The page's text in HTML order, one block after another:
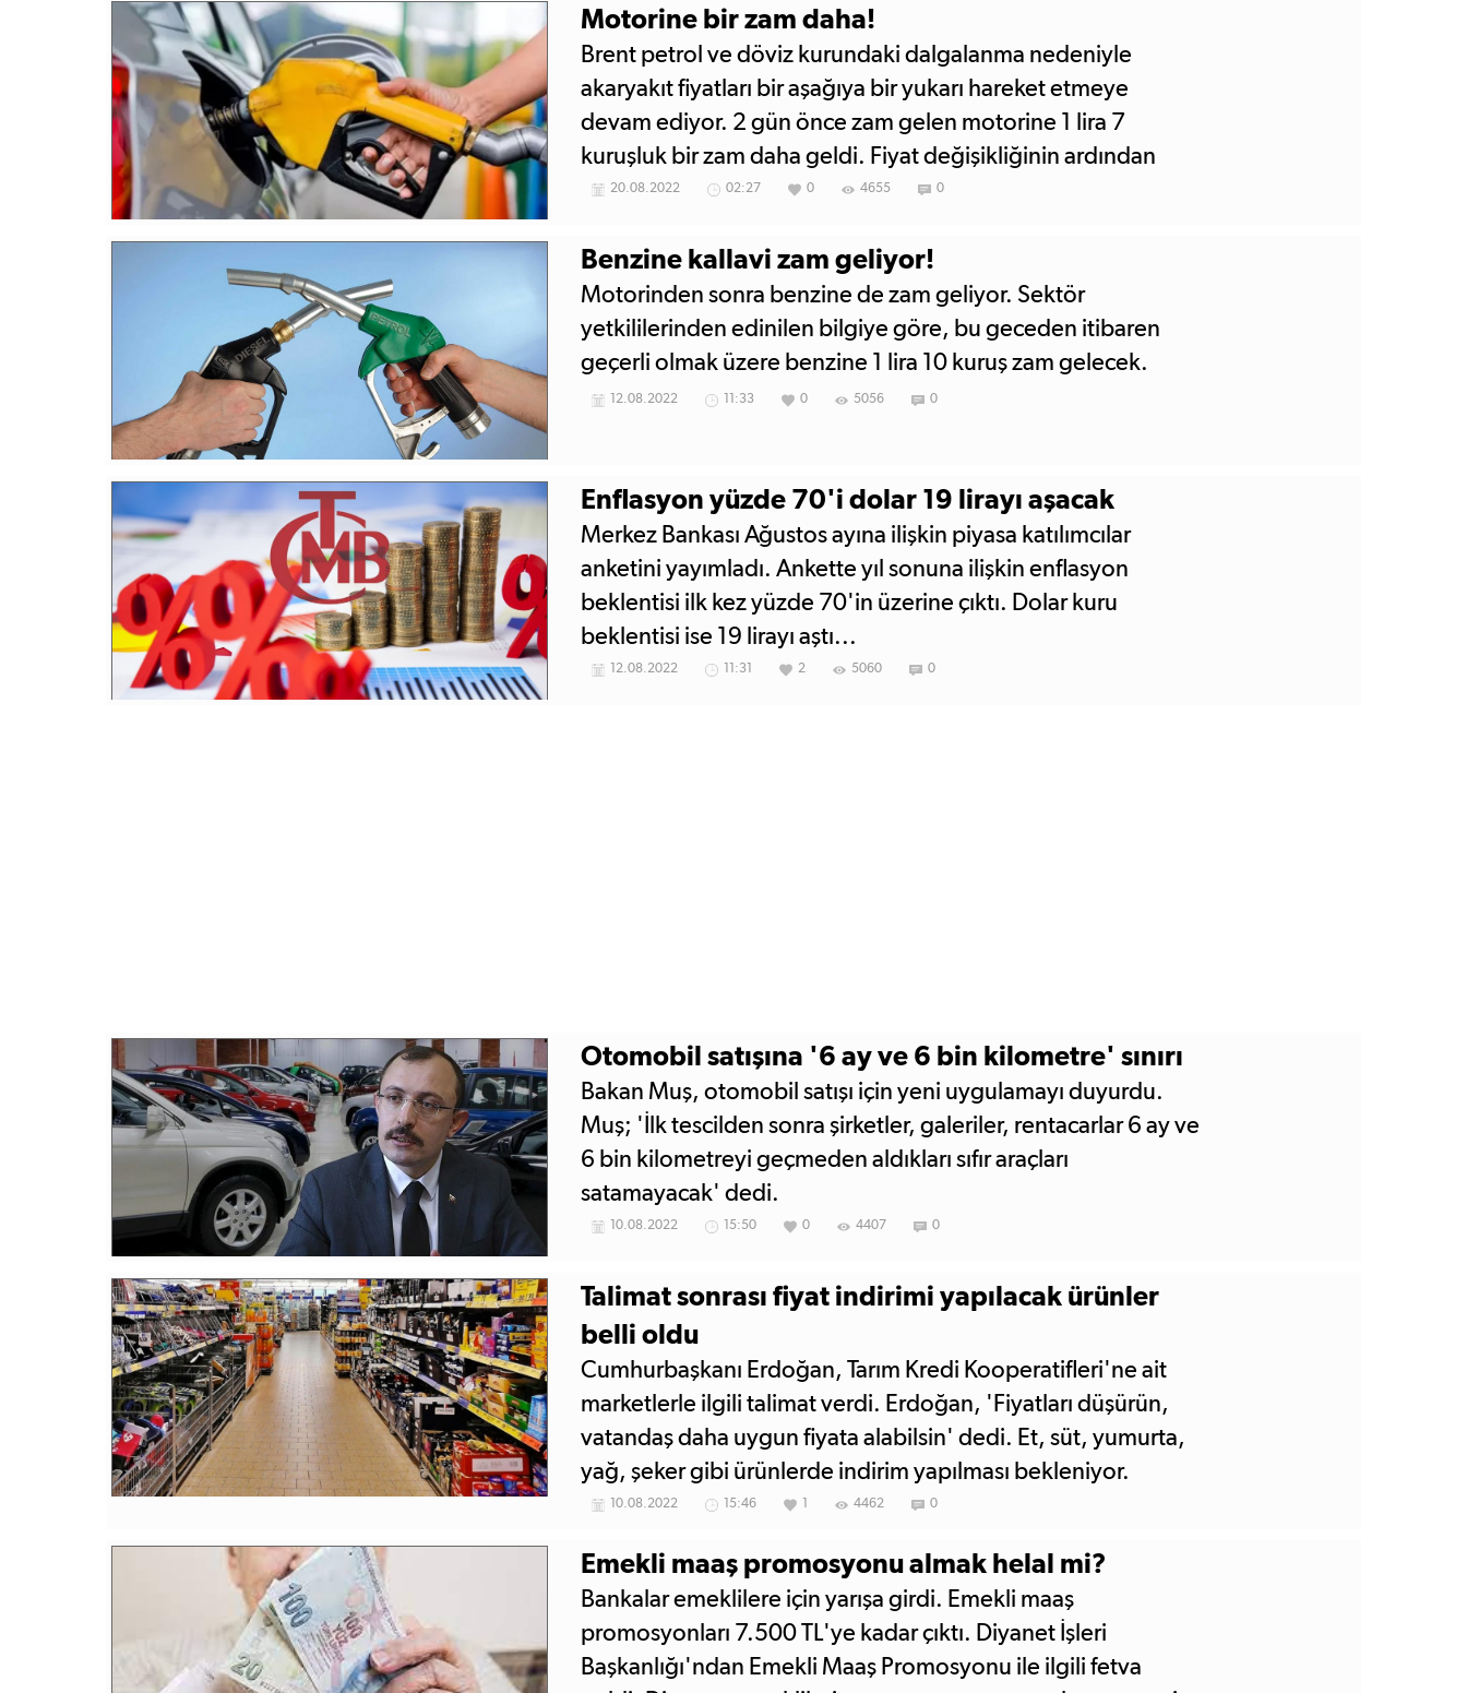
Motorine bir zam daha!
Brent petrol ve döviz kurundaki dalgalanma nedeniyle
akaryakıt fiyatları bir aşağıya bir yukarı hareket etmeye
devam ediyor. 2 gün önce zam gelen motorine 1 lira 7
kuruşluk bir zam daha geldi. Fiyat değişikliğinin ardından
motorinin litresi 25 lirayı aştı.
20.08.2022 02:27 0 4655 0
Benzine kallavi zam geliyor!
Motorinden sonra benzine de zam geliyor. Sektör
yetkililerinden edinilen bilgiye göre, bu geceden itibaren
geçerli olmak üzere benzine 1 lira 10 kuruş zam gelecek.
12.08.2022 11:33 0 5056 0
Enflasyon yüzde 70'i dolar 19 lirayı aşacak
Merkez Bankası Ağustos ayına ilişkin piyasa katılımcılar
anketini yayımladı. Ankette yıl sonuna ilişkin enflasyon
beklentisi ilk kez yüzde 70'in üzerine çıktı. Dolar kuru
beklentisi ise 19 lirayı aştı...
12.08.2022 11:31 2 5060 0
Otomobil satışına '6 ay ve 6 bin kilometre' sınırı
Bakan Muş, otomobil satışı için yeni uygulamayı duyurdu.
Muş; 'İlk tescilden sonra şirketler, galeriler, rentacarlar 6 ay ve
6 bin kilometreyi geçmeden aldıkları sıfır araçları
satamayacak' dedi.
10.08.2022 15:50 0 4407 0
Talimat sonrası fiyat indirimi yapılacak ürünler
belli oldu
Cumhurbaşkanı Erdoğan, Tarım Kredi Kooperatifleri'ne ait
marketlerle ilgili talimat verdi. Erdoğan, 'Fiyatları düşürün,
vatandaş daha uygun fiyata alabilsin' dedi. Et, süt, yumurta,
yağ, şeker gibi ürünlerde indirim yapılması bekleniyor.
10.08.2022 15:46 4462 0
Emekli maaş promosyonu almak helal mi?
Bankalar emeklilere için yarışa girdi. Emekli maaş
promosyonları 7.500 TL'ye kadar çıktı. Diyanet İşleri
Başkanlığı'ndan Emekli Maaş Promosyonu ile ilgili fetva